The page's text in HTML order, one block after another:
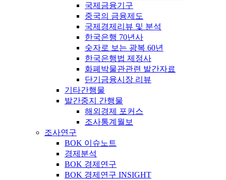
국제금융기구
중국의 금융제도
국제경제리뷰 및 분석
한국은행 70년사
숫자로 보는 광복 60년
한국은행법 제정사
화폐박물관관련 발간자료
단기금융시장 리뷰
기타간행물
발간중지 간행물
해외경제 포커스
조사통계월보
조사연구
BOK 이슈노트
경제분석
BOK 경제연구
BOK 경제연구 INSIGHT